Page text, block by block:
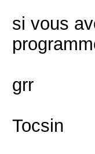
si vous
grr
Tocsin